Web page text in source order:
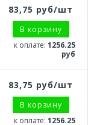
83,75 руб/шт
В корзину
к оплате: 1256.25
руб
83,75 руб/шт
В корзину
к оплате: 1256.25